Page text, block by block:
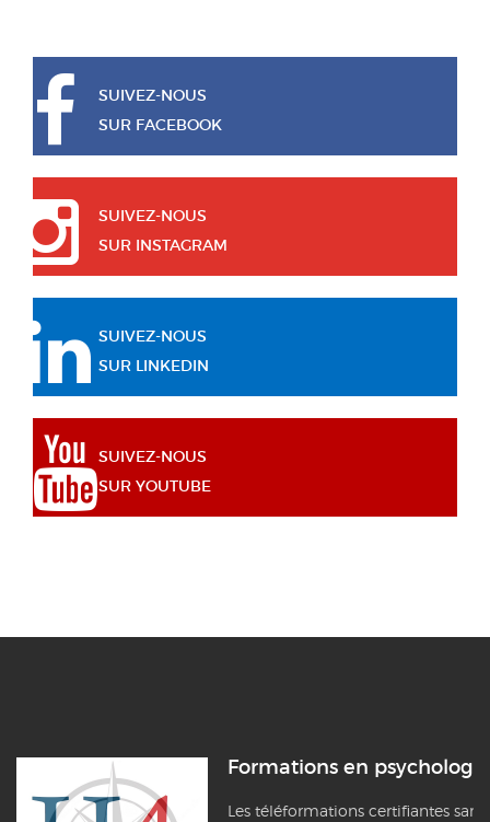
SUIVEZ-NOUS
SUR FACEBOOK
SUIVEZ-NOUS
SUR INSTAGRAM
SUIVEZ-NOUS
SUR LINKEDIN
SUIVEZ-NOUS
SUR YOUTUBE
Formations en psychologie
Les téléformations certifiantes